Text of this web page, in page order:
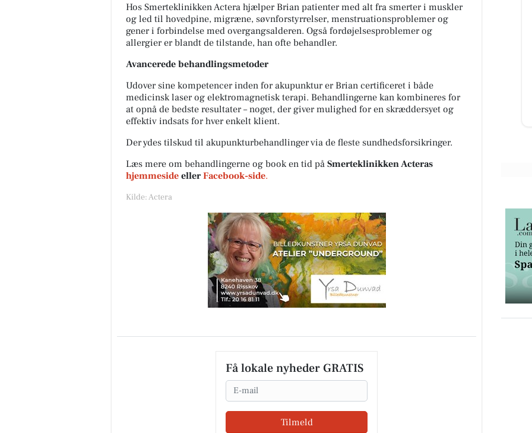
Hos Smerteklinikken Actera hjælper Brian patienter med alt fra smerter i muskler
og led til hovedpine, migræne, søvnforstyrrelser, menstruationsproblemer og
gener i forbindelse med overgangsalderen. Også fordøjelsesproblemer og
allergier er blandt de tilstande, han ofte behandler.
Avancerede behandlingsmetoder
Udover sine kompetencer inden for akupunktur er Brian certificeret i både
medicinsk laser og elektromagnetisk terapi. Behandlingerne kan kombineres for
at opnå de bedste resultater – noget, der giver mulighed for en skræddersyet og
effektiv indsats for hver enkelt klient.
Der ydes tilskud til akupunkturbehandlinger via de fleste sundhedsforsikringer.
Læs mere om behandlingerne og book en tid på Smerteklinikken Acteras
hjemmeside eller Facebook-side.
Kilde: Actera
Få lokale nyheder GRATIS
Email
Tilmeld
JAMA-OST/MANFRED
SCHEDLER
🧀😋 JA TAK – WEEKENDPOSE
Denne uges weekendpose er
spækket med gode oste, lækkert
tilbehør og li...
Åbn opslaget
Fairpaint ApS
løsning inden for bygges...
Åbn opslaget